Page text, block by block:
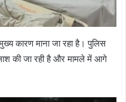
कारण माना जा रहा है। पुलिस
की जा रही है और मामले में आगे